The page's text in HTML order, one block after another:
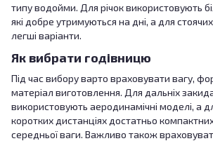
типу водойми. Для річок використовують
які добре утримуються на дні, а для
легші варіанти.
Як вибрати годівницю
Під час вибору варто враховувати вагу,
матеріал виготовлення. Для дальніх
використовують аеродинамічні моделі, а
коротких дистанціях достатньо
середньої ваги. Важливо також